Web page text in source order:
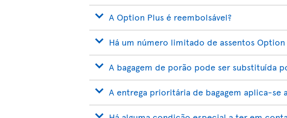
A Option Plus é reembolsável?
Há um número limitado de assentos Option
A bagagem de porão pode ser substituída
A entrega prioritária de bagagem aplica-se